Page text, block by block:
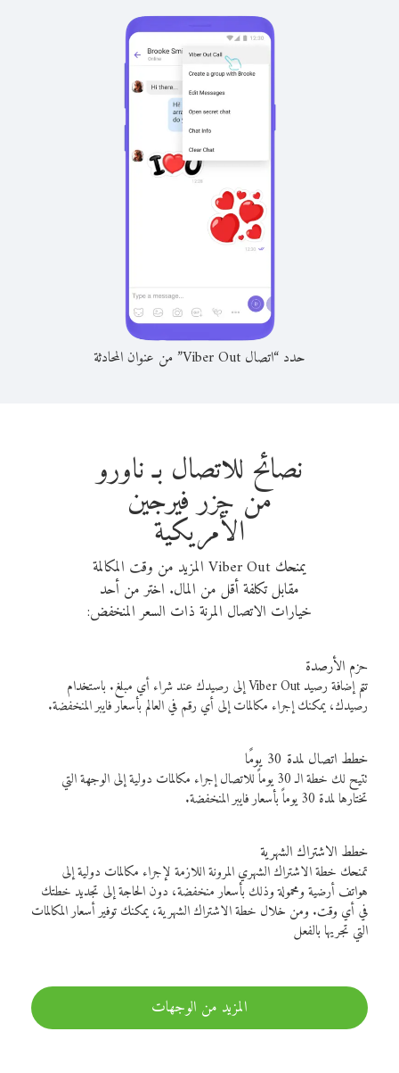
حدد “اتصال Viber Out” من عنوان المحادثة
نصائح للاتصال بـ ناورو
من جزر فيرجين
الأمريكية
يمنحك Viber Out المزيد من وقت المكالمة
مقابل تكلفة أقل من المال. اختر من أحد
خيارات الاتصال المرنة ذات السعر المنخفض:
حزم الأرصدة
تتم إضافة رصيد Viber Out إلى رصيدك عند شراء أي مبلغ. باستخدام
رصيدك، يمكنك إجراء مكالمات إلى أي رقم في العالم بأسعار فايبر المنخفضة.
خطط اتصال لمدة 30 يومًا
تتيح لك خطة الـ 30 يوماً للاتصال إجراء مكالمات دولية إلى الوجهة التي
تختارها لمدة 30 يوماً بأسعار فايبر المنخفضة.
خطط الاشتراك الشهرية
تمنحك خطة الاشتراك الشهري المرونة اللازمة لإجراء مكالمات دولية إلى
هواتف أرضية ومحمولة وذلك بأسعار منخفضة، دون الحاجة إلى تجديد خطتك
في أي وقت. ومن خلال خطة الاشتراك الشهرية، يمكنك توفير أسعار المكالمات
التي تجريها بالفعل
المزيد من الوجهات